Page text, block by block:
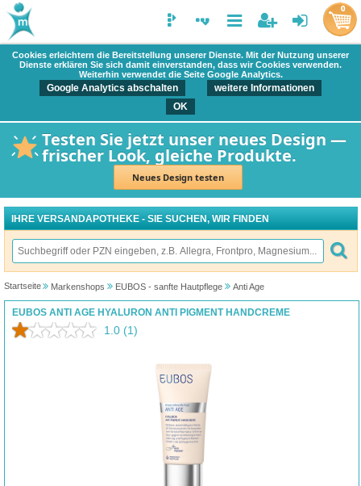
Cookies erleichtern die Bereitstellung unserer Dienste. Mit der Nutzung unserer
Dienste erklären Sie sich damit einverstanden, dass wir Cookies verwenden.
Weiterhin verwendet die Seite Google Analytics.
Google Analytics abschalten
weitere Informationen
OK
Testen Sie jetzt unser neues Design —
frischer Look, gleiche Produkte.
Neues Design testen
0
IHRE VERSANDAPOTHEKE - SIE SUCHEN, WIR FINDEN
Startseite Markenshops EUBOS - sanfte Hautpflege Anti Age
EUBOS ANTI AGE HYALURON ANTI PIGMENT HANDCREME
1.0 (1)